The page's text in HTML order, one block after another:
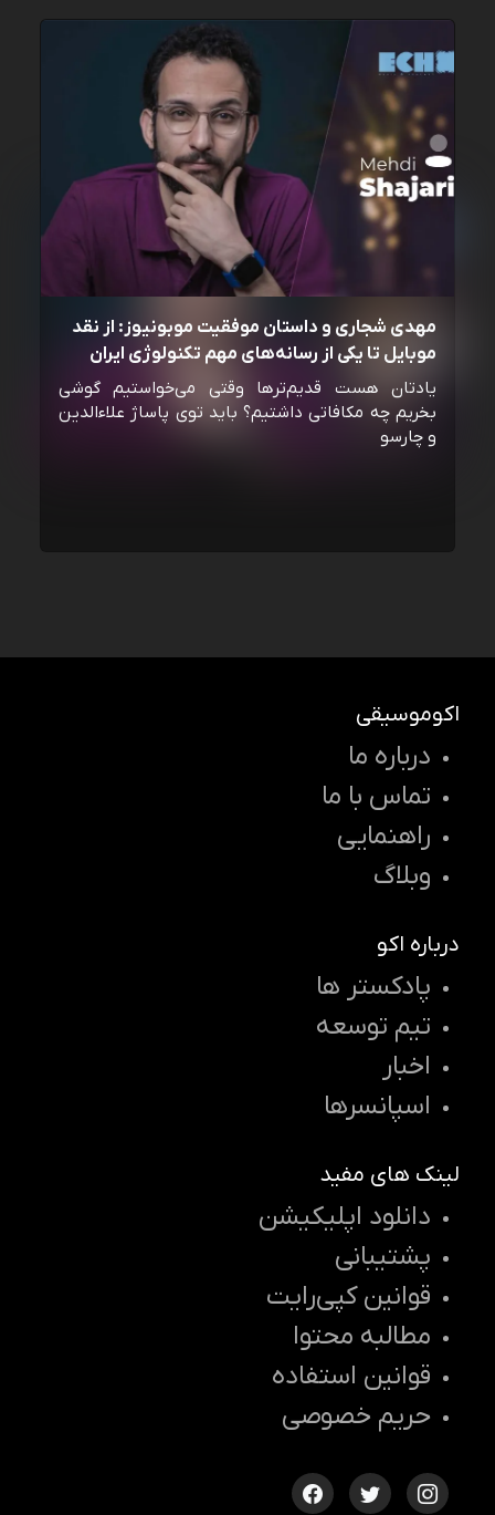
مهدی شجاری و داستان موفقیت موبونیوز: از نقد
موبایل تا یکی از رسانه‌‌های مهم تکنولوژی ایران
یادتان هست قدیم‌ترها وقتی می‌خواستیم گوشی
بخریم چه مکافاتی داشتیم؟ باید توی پاساژ علاءالدین
و چارسو
اکوموسیقی
درباره ما
تماس با ما
راهنمایی
وبلاگ
درباره اکو
پادکستر ها
تیم توسعه
اخبار
اسپانسرها
لینک های مفید
دانلود اپلیکیشن
پشتیبانی
قوانین کپی‌رایت
مطالبه محتوا
قوانین استفاده
حریم خصوصی